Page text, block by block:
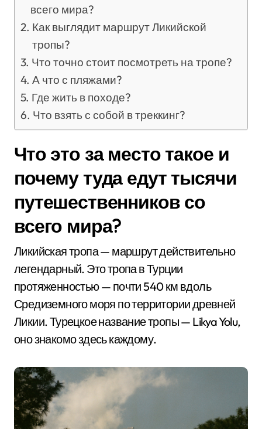
всего мира?
Как выглядит маршрут Ликийской
тропы?
Что точно стоит посмотреть на тропе?
А что с пляжами?
Где жить в походе?
Что взять с собой в треккинг?
Что это за место такое и
почему туда едут тысячи
путешественников со
всего мира?
Ликийская тропа — маршрут действительно
легендарный. Это тропа в Турции
протяженностью — почти 540 км вдоль
Средиземного моря по территории древней
Ликии. Турецкое название тропы — Likya Yolu,
оно знакомо здесь каждому.